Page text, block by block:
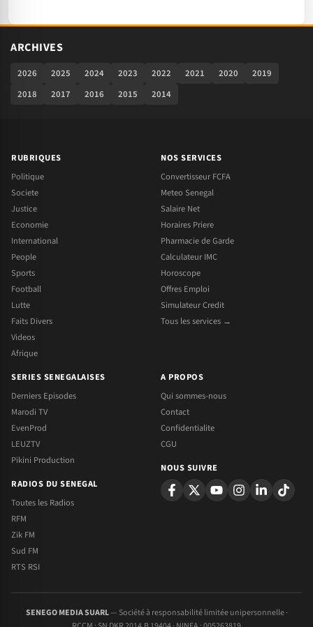
ARCHIVES
2026 2025 2024 2023 2022 2021 2020
2019
2018
2017 2016 2015 2014
RUBRIQUES
Politique
Societe
Justice
Economie
International
People
Sports
Football
Lutte
Faits Divers
Videos
Afrique
NOS SERVICES
Convertisseur FCFA
Meteo Senegal
Salaire Net
Horaires Priere
Pharmacie de Garde
Calculateur IMC
Horoscope
Offres Emploi
Simulateur Credit
Tous les services →
SERIES SENEGALAISES
Derniers Episodes
Marodi TV
EvenProd
LEUZTV
Pikini Production
RADIOS DU SENEGAL
Toutes les Radios
RFM
Zik FM
Sud FM
RTS RSI
A PROPOS
Qui sommes-nous
Contact
Confidentialite
CGU
NOUS SUIVRE
SENEGO MEDIA SUARL— Société à responsabilité limitée unipersonnelle ·